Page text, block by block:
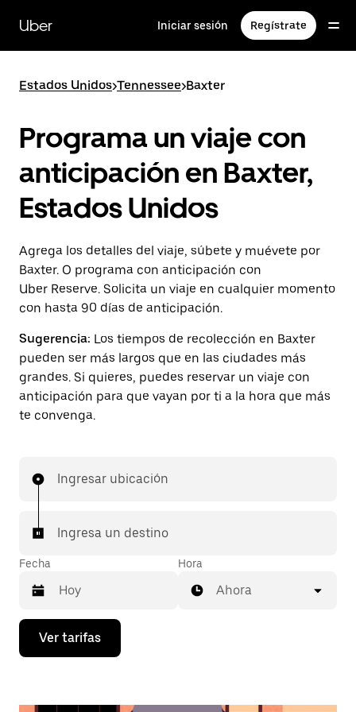
contenido
principal
Uber Iniciar sesión Regístrate
Estados Unidos>Tennessee>Baxter
Programa un viaje con
anticipación en Baxter,
Estados Unidos
Agrega los detalles del viaje, súbete y muévete por
Baxter. O programa con anticipación con
Uber Reserve. Solicita un viaje en cualquier momento
con hasta 90 días de anticipación.
Sugerencia: Los tiempos de recolección en Baxter
pueden ser más largos que en las ciudades más
grandes. Si quieres, puedes reservar un viaje con
anticipación para que vayan por ti a la hora que más
te convenga.
Ingresar ubicación
Ingresa un destino
Fecha
Presiona
flecha
Hora
Ahora
Ver tarifas